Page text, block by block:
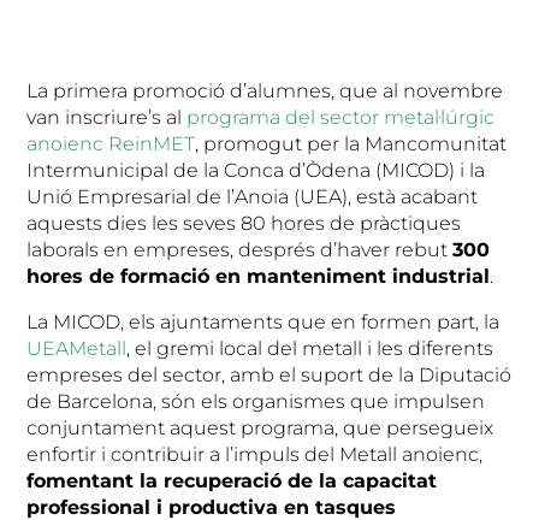
La primera promoció d’alumnes, que al novembre
van inscriure’s al programa del sector metal·lúrgic
anoienc ReinMET, promogut per la Mancomunitat
Intermunicipal de la Conca d’Òdena (MICOD) i la
Unió Empresarial de l’Anoia (UEA), està acabant
aquests dies les seves 80 hores de pràctiques
laborals en empreses, després d’haver rebut300
hores de formació en manteniment industrial.
La MICOD, els ajuntaments que en formen part, la
UEAMetall, el gremi local del metall i les diferents
empreses del sector, amb el suport de la Diputació
de Barcelona, són els organismes que impulsen
conjuntament aquest programa, que persegueix
enfortir i contribuir a l’impuls del Metall anoienc,
fomentant la recuperació de la capacitat
professional i productiva en tasques